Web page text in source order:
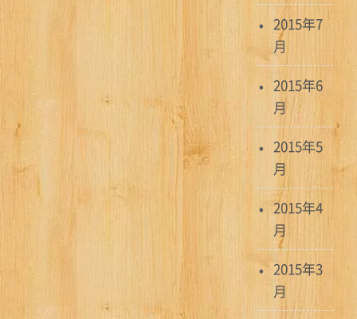
2015年7
月
2015年6
月
2015年5
月
2015年4
月
2015年3
月